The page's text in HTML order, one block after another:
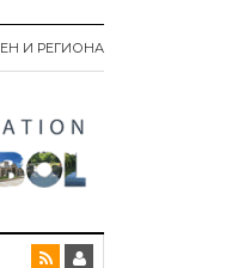
И РЕГИОНА